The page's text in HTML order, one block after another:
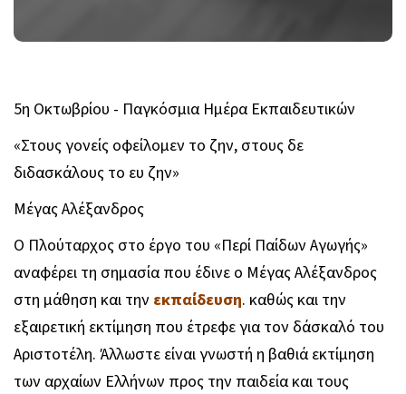
5η Οκτωβρίου - Παγκόσμια Ημέρα Εκπαιδευτικών
«Στους γονείς οφείλομεν το ζην, στους δε
διδασκάλους το ευ ζην»
Μέγας Αλέξανδρος
Ο Πλούταρχος στο έργο του «Περί Παίδων Αγωγής»
αναφέρει τη σημασία που έδινε ο Μέγας Αλέξανδρος
στη μάθηση και την εκπαίδευση. καθώς και την
εξαιρετική εκτίμηση που έτρεφε για τον δάσκαλό του
Αριστοτέλη. Άλλωστε είναι γνωστή η βαθιά εκτίμηση
των αρχαίων Ελλήνων προς την παιδεία και τους